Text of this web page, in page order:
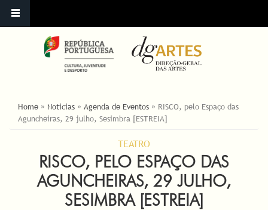
ESTÁ AQUI
Home » Noticias » Agenda de Eventos » RISCO, pelo Espaço das
Aguncheiras, 29 julho, Sesimbra [ESTREIA]
TEATRO
RISCO, PELO ESPAÇO DAS
AGUNCHEIRAS, 29 JULHO,
SESIMBRA [ESTREIA]